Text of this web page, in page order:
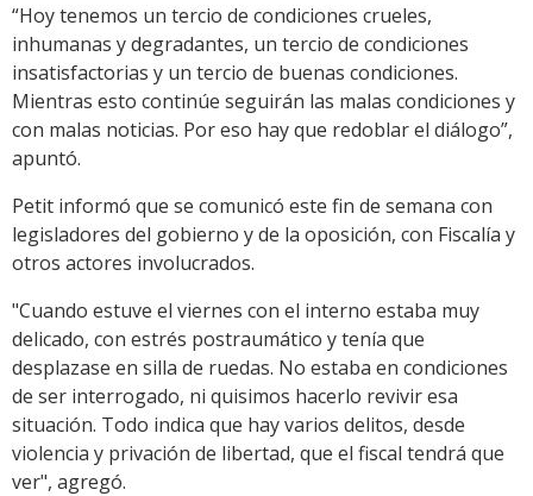
“Hoy tenemos un tercio de condiciones crueles,
inhumanas y degradantes, un tercio de condiciones
insatisfactorias y un tercio de buenas condiciones.
Mientras esto continúe seguirán las malas condiciones y
con malas noticias. Por eso hay que redoblar el diálogo”,
apuntó.
Petit informó que se comunicó este fin de semana con
legisladores del gobierno y de la oposición, con Fiscalía y
otros actores involucrados.
"Cuando estuve el viernes con el interno estaba muy
delicado, con estrés postraumático y tenía que
desplazase en silla de ruedas. No estaba en condiciones
de ser interrogado, ni quisimos hacerlo revivir esa
situación. Todo indica que hay varios delitos, desde
violencia y privación de libertad, que el fiscal tendrá que
ver", agregó.